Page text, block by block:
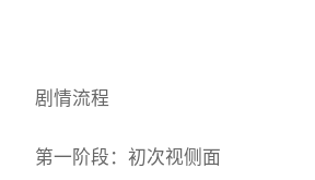
剧情流程
第一阶段：初次视侧面